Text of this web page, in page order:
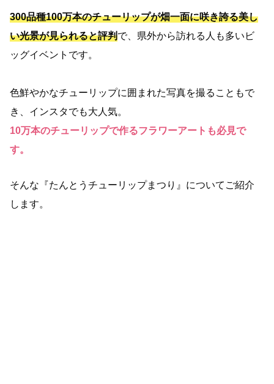
300品種100万本のチューリップが畑一面に咲き誇る美し
い光景が見られると評判で、県外から訪れる人も多いビ
ッグイベントです。
色鮮やかなチューリップに囲まれた写真を撮ることもで
き、インスタでも大人気。
10万本のチューリップで作るフラワーアートも必見で
す。
そんな『たんとうチューリップまつり』についてご紹介
します。